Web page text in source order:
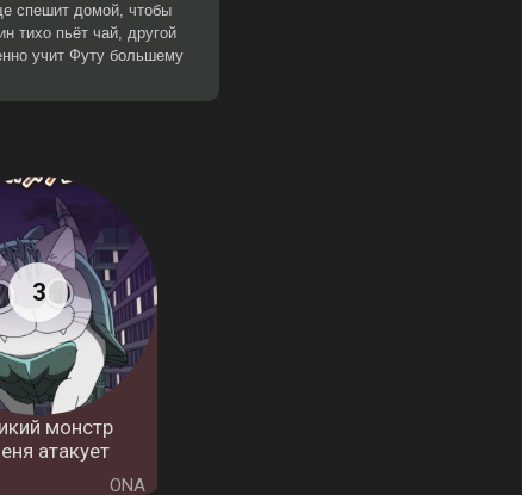
спешит домой, чтобы
тихо пьёт чай, другой
учит Футу большему
монстр
атакует
ONA